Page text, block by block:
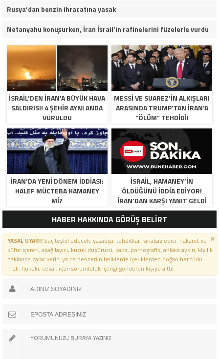
Rusya’dan benzin ihracatına yasak
Netanyahu konuşurken, İran İsrail’in rafinelerini füzelerle vurdu
İSRAIL’DEN İRAN’A BÜYÜK HAVA
SALDIRISI! 4 ŞEHIR AYNI ANDA
VURULDU
MESSI VE SUAREZ’IN ALKIŞLARI
ARASINDA TRUMP’TAN İRAN’A
“ÖLÜM” TEHDIDI!
İRAN’DA YENİ DÖNEM İDDİASI:
HALEF MÜCTEBA HAMANEY
Mİ?
İSRAIL, HAMANEY’IN
ÖLDÜĞÜNÜ IDDIA EDIYOR!
İRAN’DAN KARŞI YANIT GELDI
HABER HAKKINDA GÖRÜŞ BELİRT
YASAL UYARI!Suç teşkil edecek, yasadışı, tehditkar, rahatsız edici, hakaret ve
küfür içeren, aşağılayıcı, küçük düşürücü, kaba, pornografik, ahlaka aykırı, kişilik
haklarına zarar verici ya da benzeri niteliklerde içeriklerden doğan her türlü
mali, hukuki, cezai, idari sorumluluk içeriği gönderen kişiye aittir.